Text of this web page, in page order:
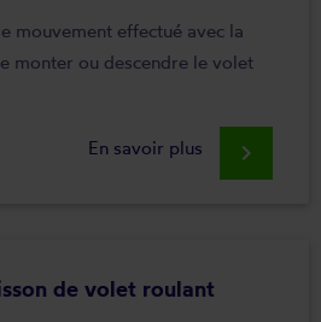
mouvement effectué avec la
monter ou descendre le volet
En savoir plus keyboard_arrow_right
de volet roulant